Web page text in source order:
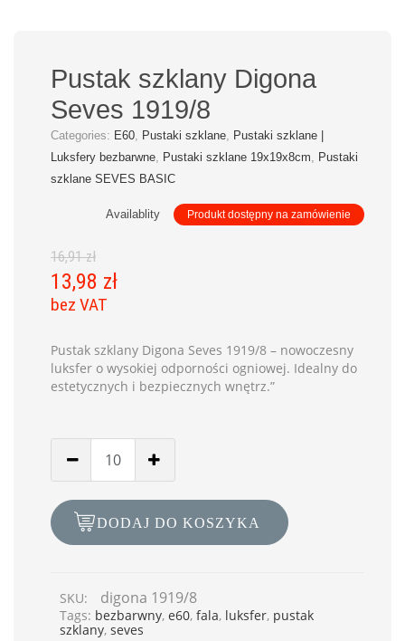
Pustak szklany Digona
Seves 1919/8
Categories: E60 Pustaki szklane
Pustaki szklane |
Luksfery bezbarwne
Pustaki szklane 19x19x8cm
Pustaki
szklane SEVES BASIC
Availablity Produkt dostępny na zamówienie
16,91zł
13,98 zł
bez VAT
Pustak szklany Digona Seves 1919/8 – nowoczesny
luksfer o wysokiej odporności ogniowej. Idealny do
estetycznych i bezpiecznych wnętrz.”
DODAJ DO KOSZYKA
SKU: digona 1919/8
Tags: bezbarwny, e60, fala, luksfer, pustak
szklany, seves